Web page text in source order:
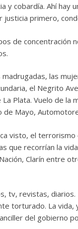
y cobardía. Ahí hay
primero,
de concentración
las
el Negrito
Plata. Vuelo de
de Mayo,
visto, el
que recorrían la
Clarín entre
tv, revistas,
torturado. La
del gobierno